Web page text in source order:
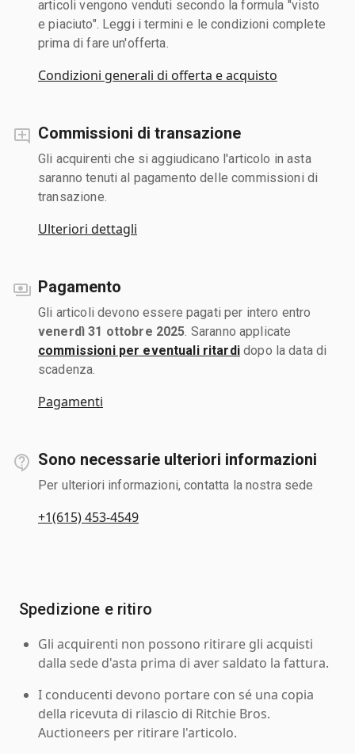
articoli vengono venduti secondo la formula "visto
e piaciuto". Leggi i termini e le condizioni complete
prima di fare un'offerta.
Condizioni generali di offerta e acquisto
Commissioni di transazione
Gli acquirenti che si aggiudicano l'articolo in asta
saranno tenuti al pagamento delle commissioni di
transazione.
Ulteriori dettagli
Pagamento
Gli articoli devono essere pagati per intero entro
venerdì 31 ottobre 2025 . Saranno applicate
commissioni per eventuali ritardidopo la data di
scadenza.
Pagamenti
Sono necessarie ulteriori informazioni
Per ulteriori informazioni, contatta la nostra sede
+1(615) 453-4549
Spedizione e ritiro
Gli acquirenti non possono ritirare gli acquisti
dalla sede d'asta prima di aver saldato la fattura.
I conducenti devono portare con sé una copia
della ricevuta di rilascio di Ritchie Bros.
Auctioneers per ritirare l'articolo.